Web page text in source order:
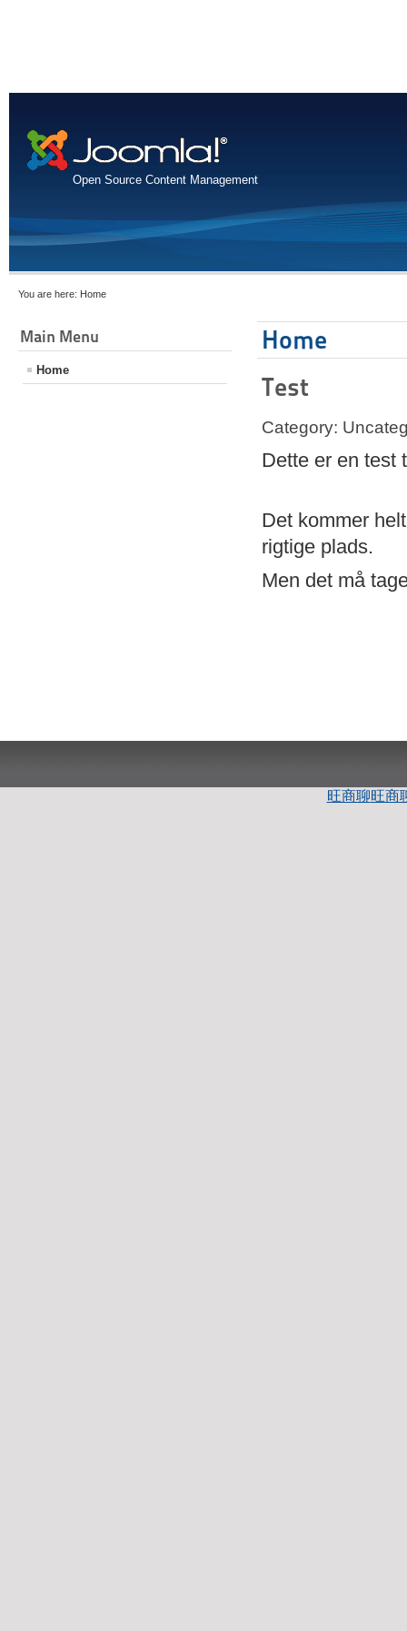
Open Source Content Management
You are here: Home
Main Menu
Home
Home
Test
Category:
Dette er en test
Det kommer
rigtige plads.
Men det må
旺商聊旺商